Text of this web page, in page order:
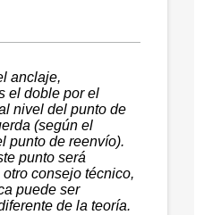
anclaje,
el doble por el
nivel del punto de
(según el
punto de reenvío).
punto será
consejo técnico,
puede ser
de la teoría.